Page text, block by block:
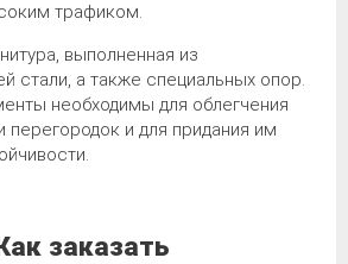
трафиком.
выполненная из
стали, а также специальных опор.
необходимы для облегчения
перегородок и для придания им
заказать